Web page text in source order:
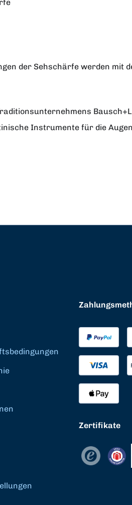
der Sehschärfe werden mit
Instrumente für die
Zertifikate